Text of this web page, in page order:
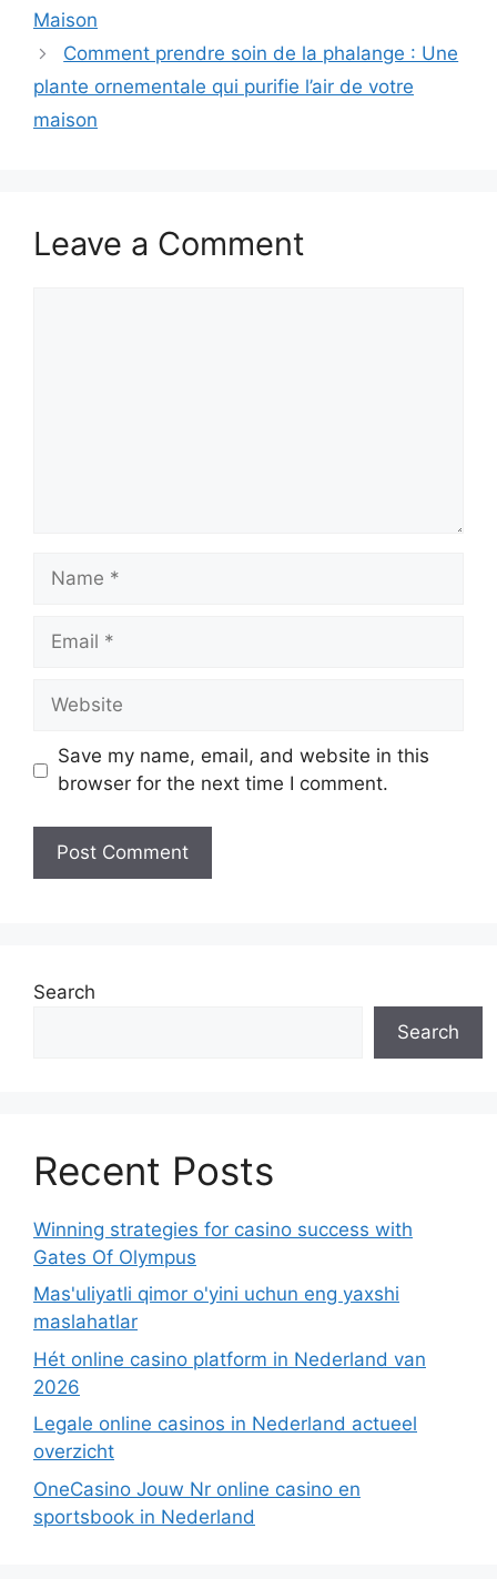
Maison
Comment prendre soin de la phalange : Une
plante ornementale qui purifie l’air de votre
maison
Leave a Comment
Name
Email
Website
Save my name, email, and website in this
browser for the next time I comment.
Search
Search
Recent Posts
Winning strategies for casino success with
Gates Of Olympus
Mas'uliyatli qimor o'yini uchun eng yaxshi
maslahatlar
Hét online casino platform in Nederland van
2026
Legale online casinos in Nederland actueel
overzicht
OneCasino Jouw Nr online casino en
sportsbook in Nederland